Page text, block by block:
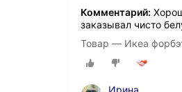
Комментарий:
заказывал чисто
Товар — Икеа